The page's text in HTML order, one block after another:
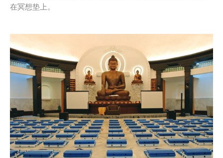
在冥想垫上。